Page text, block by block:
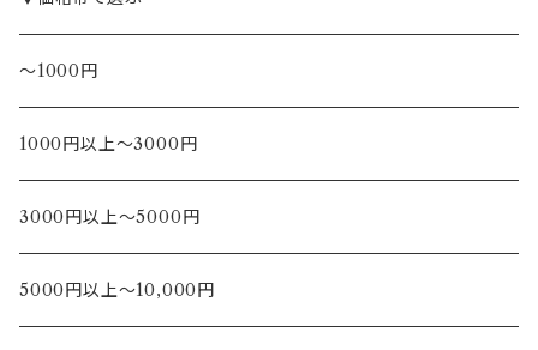
～1000円
1000円以上～3000円
3000円以上～5000円
5000円以上～10,000円